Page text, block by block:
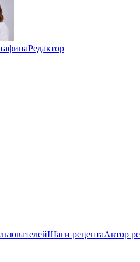
Редактор
Шаги рецептаАвтор